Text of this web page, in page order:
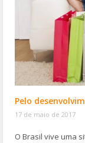
Pelo
17 de maio de 2017
O Brasil vive uma